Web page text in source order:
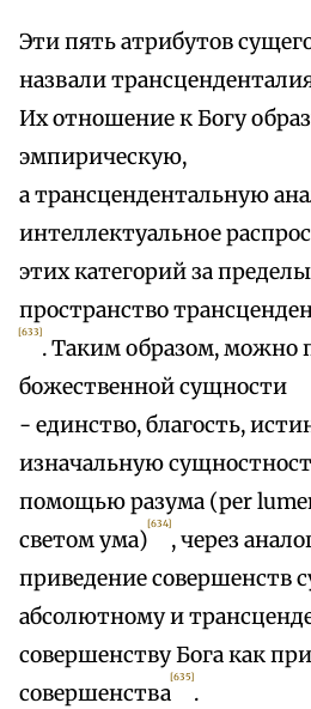
Эти пять атрибутов
назвали
Их отношение к Богу
эмпирическую,
а трансцендентальную
интеллектуальное
этих категорий за
пространство
[633]
. Таким образом, можно
божественной сущности
- единство, благость,
изначальную
помощью разума (per
светом ума)
[634]
, через
приведение совершенств
абсолютному и
совершенству Бога как
совершенства
[635]
.